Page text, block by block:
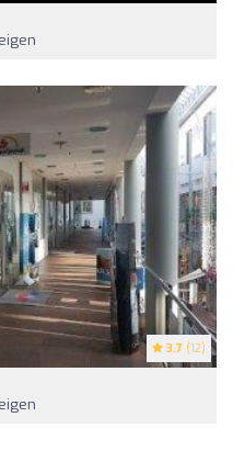
3.7 (12)